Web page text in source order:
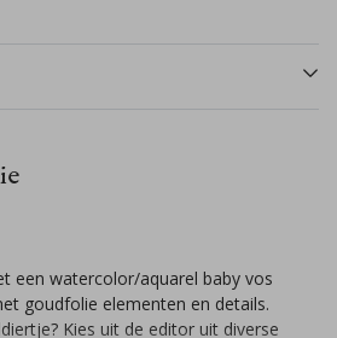
een watercolor/aquarel baby vos
goudfolie elementen en details.
Kies uit de editor uit diverse